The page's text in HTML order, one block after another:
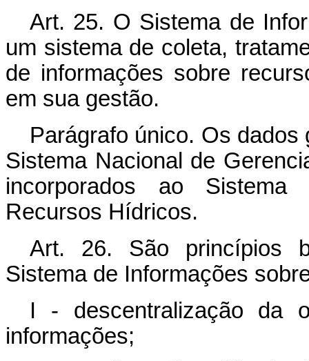
Art. 25. O Sistema de
um sistema de coleta,
de informações sobre
em sua gestão.
Parágrafo único. Os
Sistema Nacional de
incorporados ao
Recursos Hídricos.
Art. 26. São princípios
Sistema de Informações
I - descentralização da
informações;